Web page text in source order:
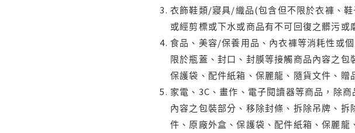
衣飾鞋類/寢具/織品(包含但不限於衣褲、
或經剪標或下水或商品有不可回復之髒污或
食品、美容/保養用品、內衣褲等消耗性或
限於瓶蓋、封口、封膜等接觸商品內容之
保護袋、配件紙箱、保麗龍、隨貨文件、贈
家電、3C、畫作、電子閱讀器等商品，除
內容之包裝部分、移除封條、拆除吊牌、
件、原廠外盒、保護袋、配件紙箱、保麗龍